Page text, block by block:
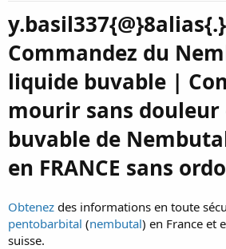
a
r
t
e
r
e
Commandez du
liquide buvable |
mourir sans douleur
buvable de
en FRANCE sans
Obtenez des informations en toute
pentobarbital (nembutal) en France et
suisse.